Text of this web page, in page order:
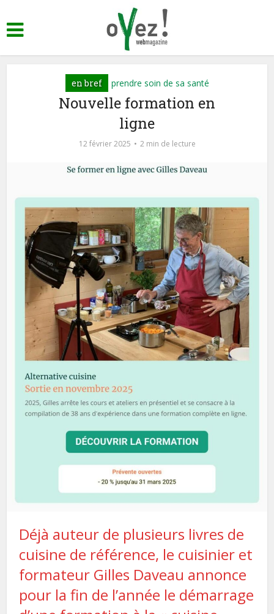
en bref prendre soin de sa santé
Nouvelle formation en
ligne
12 février 2025 2 min de lecture
Déjà auteur de plusieurs livres de
cuisine de référence, le cuisinier et
formateur Gilles Daveau annonce
pour la fin de l’année le démarrage